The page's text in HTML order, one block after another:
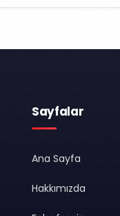
Sayfalar
Ana Sayfa
Hakkımızda